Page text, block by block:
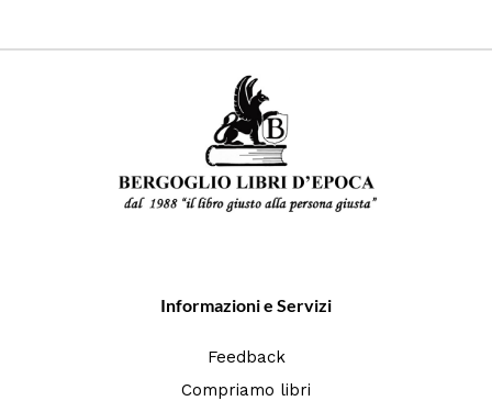
Informazioni e Servizi
Feedback
Compriamo libri